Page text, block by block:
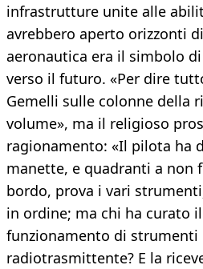
infrastrutture unite alle
avrebbero aperto orizzonti
aeronautica era il simbolo
verso il futuro. «Per dire
Gemelli sulle colonne della
volume», ma il religioso
ragionamento: «Il pilota ha
manette, e quadranti a non
bordo, prova i vari
in ordine; ma chi ha curato
funzionamento di strumenti
radiotrasmittente? E la